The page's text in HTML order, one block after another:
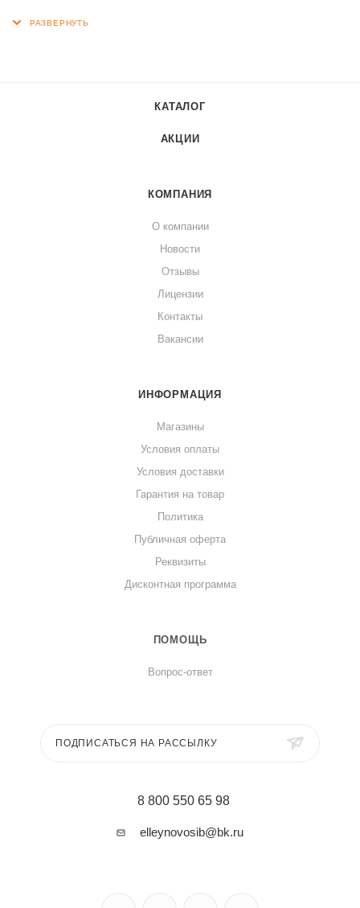
экземпляр куклы «Айталы Куо».
КАТАЛОГ
АКЦИИ
КОМПАНИЯ
О компании
Новости
Отзывы
Лицензии
Контакты
Вакансии
ИНФОРМАЦИЯ
Магазины
Условия оплаты
Условия доставки
Гарантия на товар
Политика
Публичная оферта
Реквизиты
Дисконтная программа
ПОМОЩЬ
Вопрос-ответ
ПОДПИСАТЬСЯ НА РАССЫЛКУ
8 800 550 65 98
elleynovosib@bk.ru